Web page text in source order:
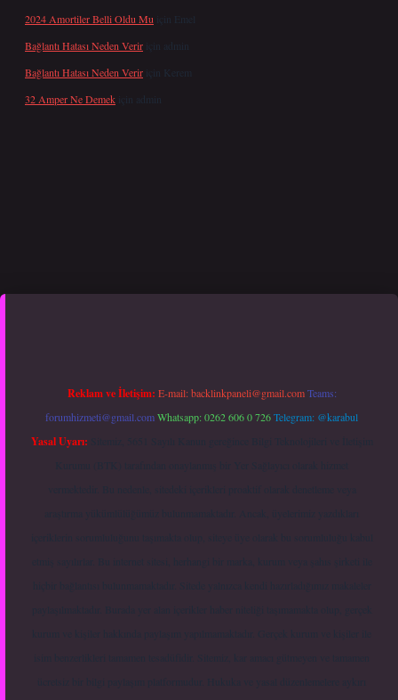
2024 Amortiler Belli Oldu Mu için Emel
Bağlantı Hatası Neden Verir için
admin
Bağlantı Hatası Neden Verir için Kerem
32 Amper Ne Demek için admin
yeni giriş
Reklam ve İletişim: E-mail:backlinkpaneli@gmail.com Teams:
forumhizmeti@gmail.comWhatsapp: 0262 606 0 726Telegram: @karabul
Yasal Uyarı: